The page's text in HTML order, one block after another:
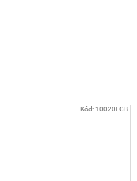
Kód: 10020LGB